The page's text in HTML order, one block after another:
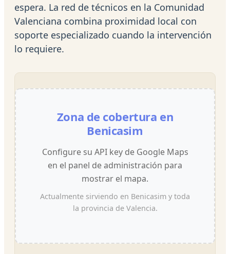
espera. La red de técnicos en la Comunidad
Valenciana combina proximidad local con
soporte especializado cuando la intervención
lo requiere.
Zona de cobertura en
Benicasim
Configure su API key de Google Maps
en el panel de administración para
mostrar el mapa.
Actualmente sirviendo en Benicasim y toda
la provincia de Valencia.